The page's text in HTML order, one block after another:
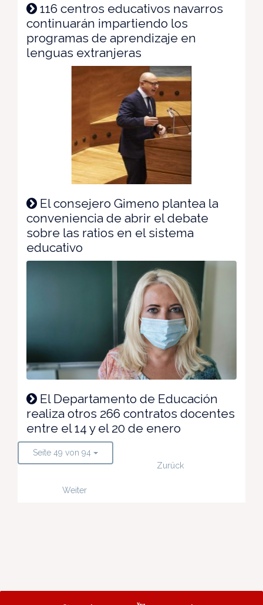
116 centros educativos navarros
continuarán impartiendo los
programas de aprendizaje en
lenguas extranjeras
El consejero Gimeno plantea la
conveniencia de abrir el debate
sobre las ratios en el sistema
educativo
El Departamento de Educación
realiza otros 266 contratos docentes
entre el 14 y el 20 de enero
Seite 49 von 94
Zurück
Weiter